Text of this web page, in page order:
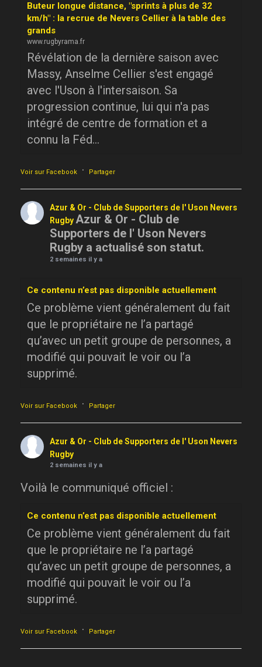
Buteur longue distance, "sprints à plus de 32
km/h" : la recrue de Nevers Cellier à la table des
grands
www.rugbyrama.fr
Révélation de la dernière saison avec
Massy, Anselme Cellier s'est engagé
avec l'Uson à l'intersaison. Sa
progression continue, lui qui n'a pas
intégré de centre de formation et a
connu la Féd...
Voir sur Facebook · Partager
Azur & Or - Club de Supporters de l' Uson Nevers
RugbyAzur & Or - Club de
Supporters de l' Uson Nevers
Rugby a actualisé son statut.
2 semaines il y a
Ce contenu n’est pas disponible actuellement
Ce problème vient généralement du fait
que le propriétaire ne l’a partagé
qu’avec un petit groupe de personnes, a
modifié qui pouvait le voir ou l’a
supprimé.
Voir sur Facebook · Partager
Azur & Or - Club de Supporters de l' Uson Nevers
Rugby
2 semaines il y a
Voilà le communiqué officiel :
Ce contenu n’est pas disponible actuellement
Ce problème vient généralement du fait
que le propriétaire ne l’a partagé
qu’avec un petit groupe de personnes, a
modifié qui pouvait le voir ou l’a
supprimé.
Voir sur Facebook · Partager